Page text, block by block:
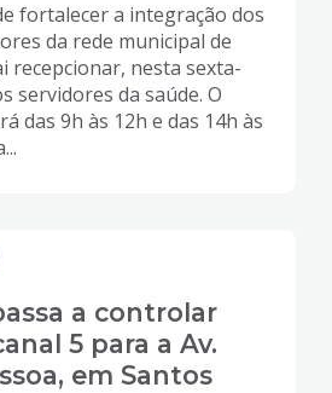
fortalecer a integração dos
da rede municipal de
recepcionar, nesta sexta-
servidores da saúde. O
das 9h às 12h e das 14h às
a controlar
5 para a Av.
em Santos